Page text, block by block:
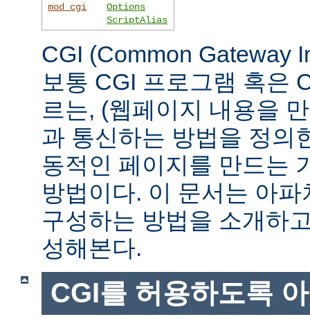
mod_cgi
Options
ScriptAlias
CGI (Common Gateway
보통 CGI 프로그램 혹은
르는, (웹페이지 내용을
과 통신하는 방법을 정의
동적인 페이지를 만드는
방법이다. 이 문서는 아
구성하는 방법을 소개하
성해본다.
CGI를 허용하도록